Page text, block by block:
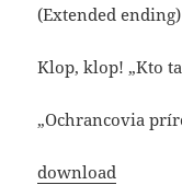
(Extended ending)
Klop, klop! „Kto
„Ochrancovia
download